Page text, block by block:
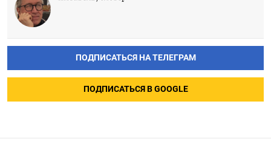
ПОДПИСАТЬСЯ НА ТЕЛЕГРАМ
ПОДПИСАТЬСЯ В GOOGLE